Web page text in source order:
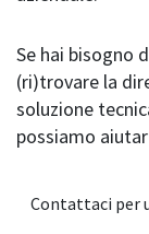
Se hai bisogno
(ri)trovare la
soluzione
possiamo
Contattaci per